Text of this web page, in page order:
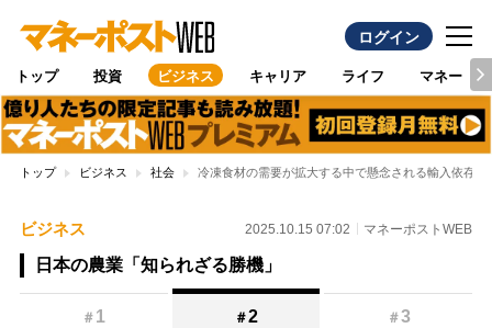
ログイン
トップ 投資 ビジネス キャリア ライフ マネー
トップ ビジネス 社会 冷凍食材の需要が拡大する中で懸念される輸入依存
ビジネス 2025.10.15 07:02 マネーポストWEB
日本の農業「知られざる勝機」
＃ 1 ＃2 ＃3